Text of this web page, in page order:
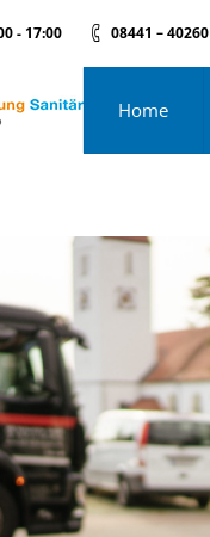
- 17:00 08441 – 40260
Home